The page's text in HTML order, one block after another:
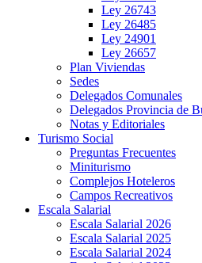
Ley 26743
Ley 26485
Ley 24901
Ley 26657
Plan Viviendas
Sedes
Delegados Comunales
Delegados Provincia de
Notas y Editoriales
Turismo Social
Preguntas Frecuentes
Miniturismo
Complejos Hoteleros
Campos Recreativos
Escala Salarial
Escala Salarial 2026
Escala Salarial 2025
Escala Salarial 2024